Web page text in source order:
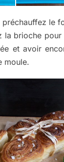
préchauffez le
la brioche
et avoir
moule.